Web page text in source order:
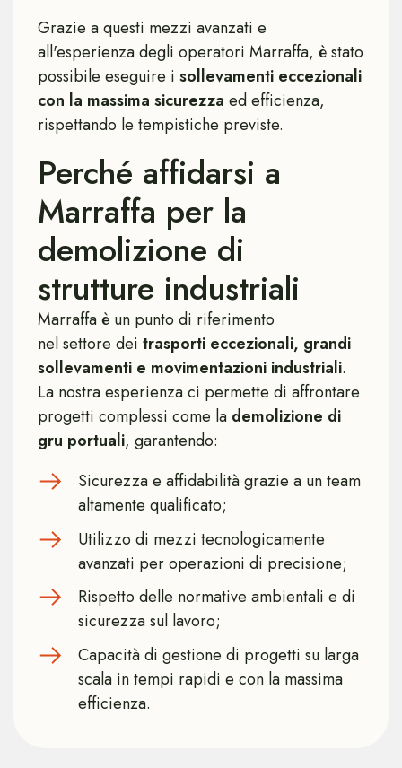
Grazie a questi mezzi avanzati e
all'esperienza degli operatori Marraffa, è stato
possibile eseguire i sollevamenti eccezionali
con la massima sicurezza ed efficienza,
rispettando le tempistiche previste.
Perché affidarsi a
Marraffa per la
demolizione di
strutture industriali
Marraffa è un punto di riferimento
nel settore dei trasporti eccezionali, grandi
sollevamenti e movimentazioni industriali.
La nostra esperienza ci permette di affrontare
progetti complessi come la demolizione di
gru portuali, garantendo:
Sicurezza e affidabilità grazie a un team
altamente qualificato;
Utilizzo di mezzi tecnologicamente
avanzati per operazioni di precisione;
Rispetto delle normative ambientali e di
sicurezza sul lavoro;
Capacità di gestione di progetti su larga
scala in tempi rapidi e con la massima
efficienza.